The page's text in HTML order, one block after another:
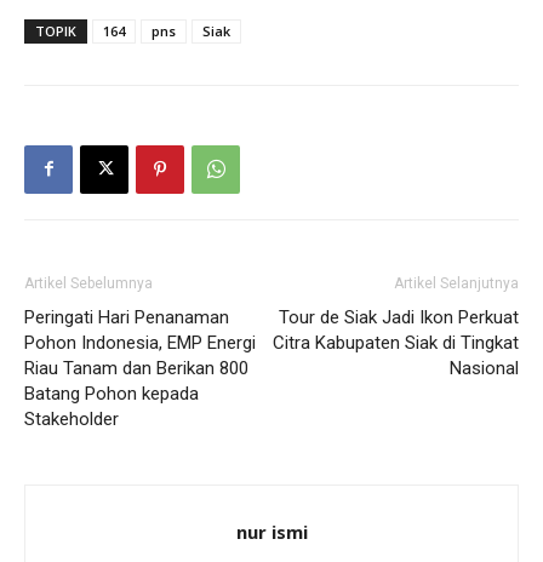
TOPIK 164 pns Siak
Artikel Sebelumnya
Peringati Hari Penanaman
Pohon Indonesia, EMP Energi
Riau Tanam dan Berikan 800
Batang Pohon kepada
Stakeholder
Artikel Selanjutnya
Tour de Siak Jadi Ikon Perkuat
Citra Kabupaten Siak di Tingkat
Nasional
nur ismi